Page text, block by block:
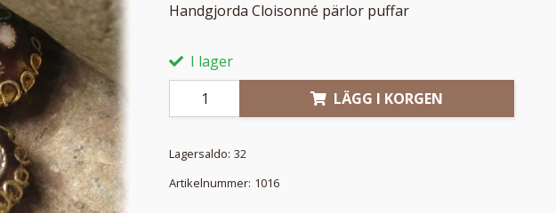
Handgjorda Cloisonné pärlor puffar
I lager
LÄGG I KORGEN
Lagersaldo: 32
Artikelnummer: 1016